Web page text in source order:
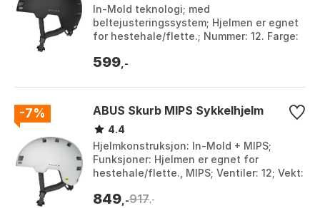
In-Mold teknologi; med
beltejusteringssystem; Hjelmen er egnet
for hestehale/flette.; Nummer: 12. Farge:
sailor, Blue sp...
599 ,-
-7% ABUS Skurb MIPS Sykkelhjelm
4.4
Hjelmkonstruksjon: In-Mold + MIPS;
Funksjoner: Hjelmen er egnet for
hestehale/flette., MIPS; Ventiler: 12; Vekt:
5...
849 ,-917 ,-